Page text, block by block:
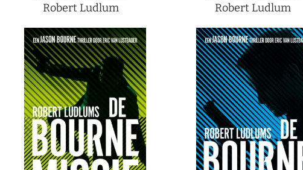
Robert Ludlum
Robert Ludlum